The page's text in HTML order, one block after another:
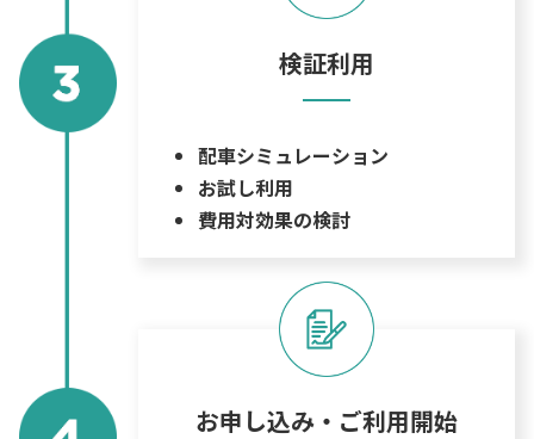
検証利用
配車シミュレーション
お試し利用
費用対効果の検討
お申し込み・ご利用開始